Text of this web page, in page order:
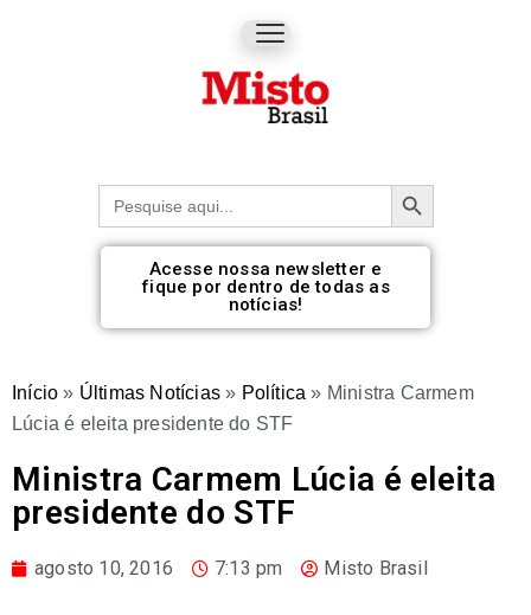
Procurar: Botão de pesquisa
Acesse nossa newsletter e
fique por dentro de todas as
notícias!
Início » Últimas Notícias » Política » Ministra Carmem
Lúcia é eleita presidente do STF
Ministra Carmem Lúcia é eleita
presidente do STF
agosto 10, 2016 7:13 pm Misto Brasil